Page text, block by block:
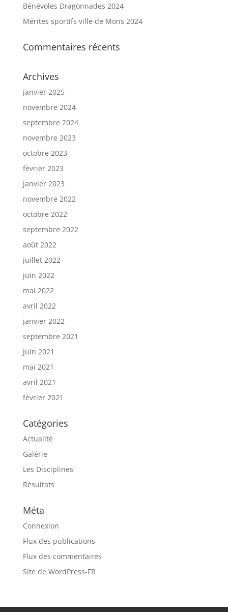
Bénévoles Dragonnades 2024
Mérites sportifs ville de Mons 2024
Commentaires récents
Archives
janvier 2025
novembre 2024
septembre 2024
novembre 2023
octobre 2023
février 2023
janvier 2023
novembre 2022
octobre 2022
septembre 2022
août 2022
juillet 2022
juin 2022
mai 2022
avril 2022
janvier 2022
septembre 2021
juin 2021
mai 2021
avril 2021
février 2021
Catégories
Actualité
Galérie
Les Disciplines
Résultats
Méta
Connexion
Flux des publications
Flux des commentaires
Site de WordPress-FR